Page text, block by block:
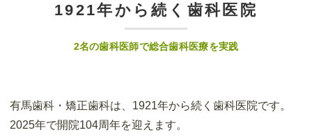
1921年から続く歯科医院
2名の歯科医師で総合歯科医療を実践
有馬歯科・矯正歯科は、1921年から続く歯科医院です。
2025年で開院104周年を迎えます。